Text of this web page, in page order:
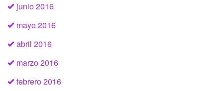
junio 2016
mayo 2016
abril 2016
marzo 2016
febrero 2016